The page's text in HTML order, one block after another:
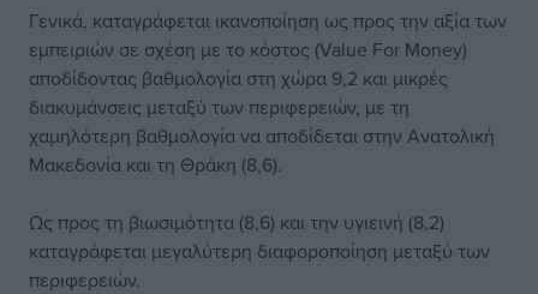
Γενικά, καταγράφεται ικανοποίηση ως προς την αξία των
εμπειριών σε σχέση με το κόστος (Value For Money)
αποδίδοντας βαθμολογία στη χώρα 9,2 και μικρές
διακυμάνσεις μεταξύ των περιφερειών, με τη
χαμηλότερη βαθμολογία να αποδίδεται στην Ανατολική
Μακεδονία και τη Θράκη (8,6).
Ως προς τη βιωσιμότητα (8,6) και την υγιεινή (8,2)
καταγράφεται μεγαλύτερη διαφοροποίηση μεταξύ των
περιφερειών.